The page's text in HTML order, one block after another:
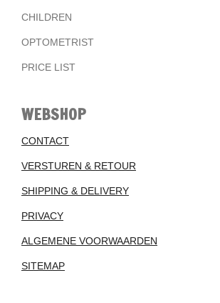
CHILDREN
OPTOMETRIST
PRICE LIST
WEBSHOP
CONTACT
VERSTUREN & RETOUR
SHIPPING & DELIVERY
PRIVACY
ALGEMENE VOORWAARDEN
SITEMAP